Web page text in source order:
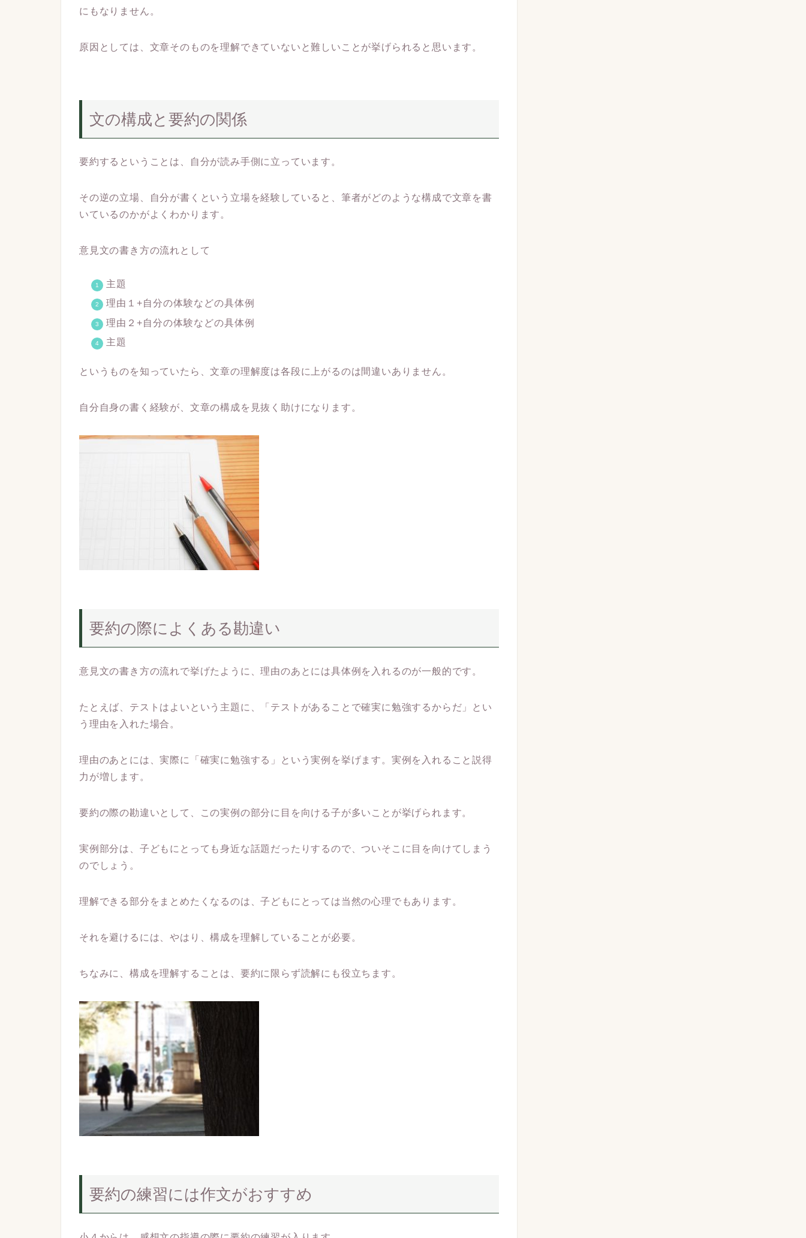
にもなりません。
原因としては、文章そのものを理解できていないと難しいことが挙げられると思います。
文の構成と要約の関係
要約するということは、自分が読み手側に立っています。
その逆の立場、自分が書くという立場を経験していると、筆者がどのような構成で文章を書
いているのかがよくわかります。
意見文の書き方の流れとして
主題
理由１+自分の体験などの具体例
理由２+自分の体験などの具体例
主題
というものを知っていたら、文章の理解度は各段に上がるのは間違いありません。
自分自身の書く経験が、文章の構成を見抜く助けになります。
要約の際によくある勘違い
意見文の書き方の流れで挙げたように、理由のあとには具体例を入れるのが一般的です。
たとえば、テストはよいという主題に、「テストがあることで確実に勉強するからだ」とい
う理由を入れた場合。
理由のあとには、実際に「確実に勉強する」という実例を挙げます。実例を入れること説得
力が増します。
要約の際の勘違いとして、この実例の部分に目を向ける子が多いことが挙げられます。
実例部分は、子どもにとっても身近な話題だったりするので、ついそこに目を向けてしまう
のでしょう。
理解できる部分をまとめたくなるのは、子どもにとっては当然の心理でもあります。
それを避けるには、やはり、構成を理解していることが必要。
ちなみに、構成を理解することは、要約に限らず読解にも役立ちます。
要約の練習には作文がおすすめ